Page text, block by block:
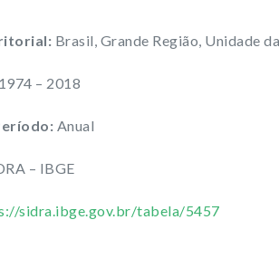
Brasil, Grande Região, Unidade
1974 – 2018
Anual
– IBGE
sidra.ibge.gov.br/tabela/5457